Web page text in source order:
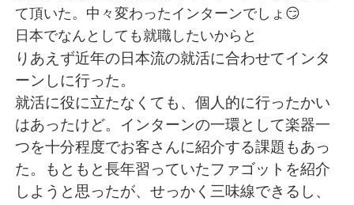
繁體中文
English
Español العربية
Français Deutsch
て頂いた。中々変わったインターンでしょ😏
日本でなんとしても就職したいからと
りあえず近年の日本流の就活に合わせてインタ
ーンしに行った。
就活に役に立たなくても、個人的に行ったかい
はあったけど。インターンの一環として楽器一
つを十分程度でお客さんに紹介する課題もあっ
た。もともと長年習っていたファゴットを紹介
しようと思ったが、せっかく三味線できるし、